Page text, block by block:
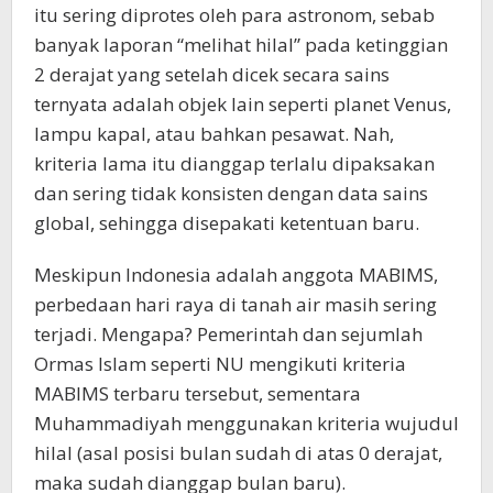
itu sering diprotes oleh para astronom, sebab
banyak laporan “melihat hilal” pada ketinggian
2 derajat yang setelah dicek secara sains
ternyata adalah objek lain seperti planet Venus,
lampu kapal, atau bahkan pesawat. Nah,
kriteria lama itu dianggap terlalu dipaksakan
dan sering tidak konsisten dengan data sains
global, sehingga disepakati ketentuan baru.
Meskipun Indonesia adalah anggota MABIMS,
perbedaan hari raya di tanah air masih sering
terjadi. Mengapa? Pemerintah dan sejumlah
Ormas Islam seperti NU mengikuti kriteria
MABIMS terbaru tersebut, sementara
Muhammadiyah menggunakan kriteria wujudul
hilal (asal posisi bulan sudah di atas 0 derajat,
maka sudah dianggap bulan baru).